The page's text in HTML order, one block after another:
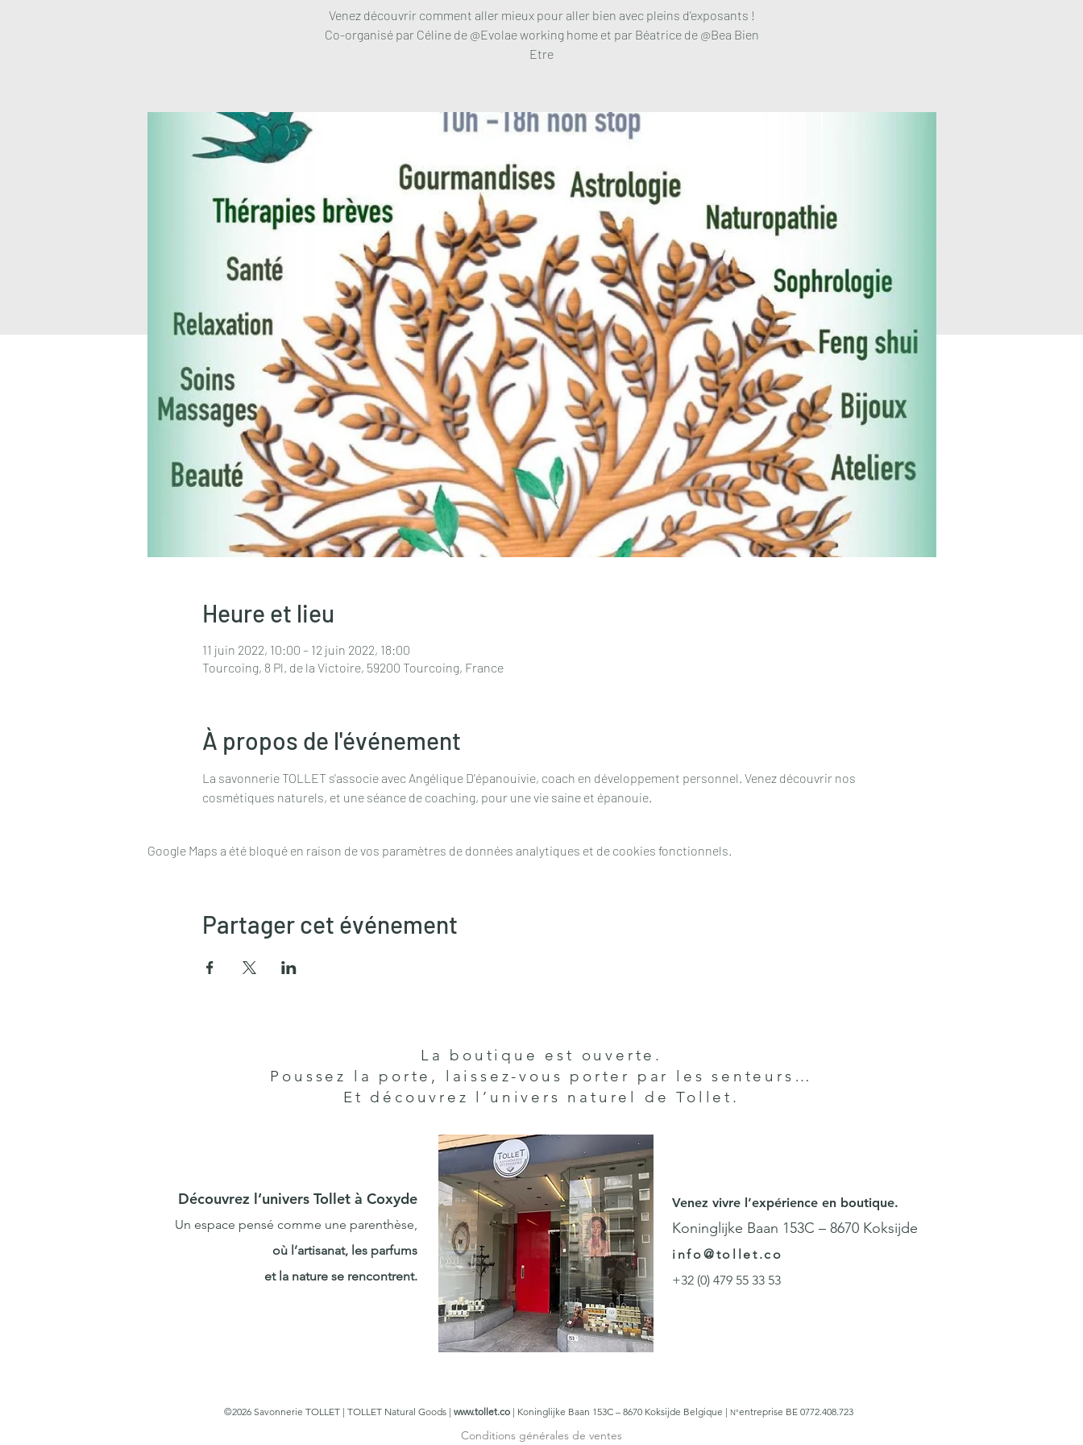
Venez découvrir comment aller mieux pour aller bien avec pleins d'exposants !
Co-organisé par Céline de @Evolae working home et par Béatrice de @Bea Bien
Etre
Heure et lieu
11 juin 2022, 10:00 – 12 juin 2022, 18:00
Tourcoing, 8 Pl. de la Victoire, 59200 Tourcoing, France
À propos de l'événement
La savonnerie TOLLET s'associe avec Angélique D'épanouivie, coach en développement personnel. Venez découvrir nos
cosmétiques naturels, et une séance de coaching, pour une vie saine et épanouie.
Google Maps a été bloqué en raison de vos paramètres de données analytiques et de cookies fonctionnels.
Partager cet événement
La boutique est ouverte.
Poussez la porte, laissez-vous porter par les senteurs…
Et découvrez l’univers naturel de Tollet.
Découvrez l’univers Tollet à Coxyde
Un espace pensé comme une parenthèse,
où l’artisanat, les parfums
et la nature se rencontrent.
Venez vivre l’expérience en boutique.
Koninglijke Baan 153C – 8670 Koksijde
info@tollet.co
+32 (0) 479 55 33 53
©2026 Savonnerie TOLLET | TOLLET Natural Goods | www.tollet.co| Koninglijke Baan 153C – 8670 Koksijde Belgique | N°entreprise BE 0772.408.723
Conditions générales de ventes